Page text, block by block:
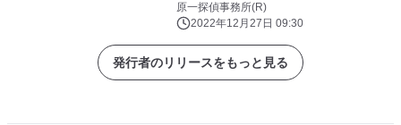
原一探偵事務所(R)
2022年12月27日 09:30
発行者のリリースをもっと見る